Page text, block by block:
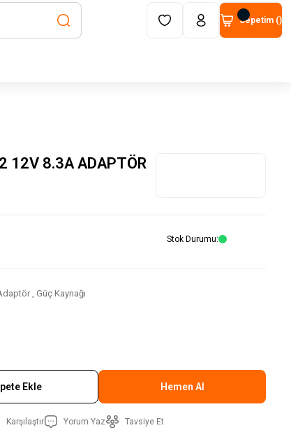
Sepetim ()
12V 8.3A ADAPTÖR
Stok Durumu
, Güç Kaynağı
Ekle Hemen Al
Karşılaştır Yorum Yaz Tavsiye Et